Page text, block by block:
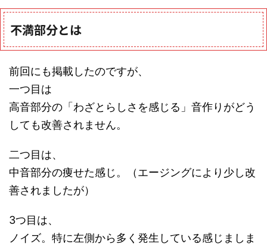
不満部分とは
前回にも掲載したのですが、
一つ目は
高音部分の「わざとらしさを感じる」音作りがどう
しても改善されません。
二つ目は、
中音部分の痩せた感じ。（エージングにより少し改
善されましたが）
3つ目は、
ノイズ。特に左側から多く発生している感じましま